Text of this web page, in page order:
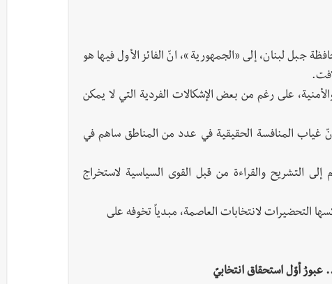
جبل لبنان، إلى «الجمهورية»، انّ الفائز الأول فيها هو
على رغم من بعض الإشكالات الفردية التي لا يمكن
انّ غياب المنافسة الحقيقية في عدد من المناطق ساهم في
التشريح والقراءة من قبل القوى السياسية لاستخراج
التحضيرات لانتخابات العاصمة، مبدياً تخوفه على
أوّل استحقاق انتخابيّ